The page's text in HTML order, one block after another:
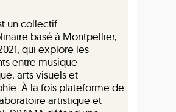
un collectif
basé à Montpellier,
qui explore les
entre musique
arts visuels et
À la fois plateforme de
artistique et